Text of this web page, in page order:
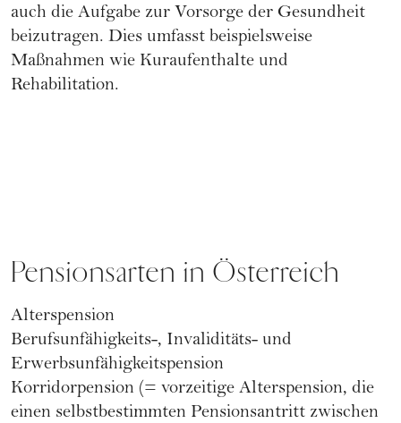
auch die Aufgabe zur Vorsorge der Gesundheit
beizutragen. Dies umfasst beispielsweise
Maßnahmen wie Kuraufenthalte und
Rehabilitation.
Pensionsarten in Österreich
Alterspension
Berufsunfähigkeits-, Invaliditäts- und
Erwerbsunfähigkeitspension
Korridorpension (= vorzeitige Alterspension, die
einen selbstbestimmten Pensionsantritt zwischen